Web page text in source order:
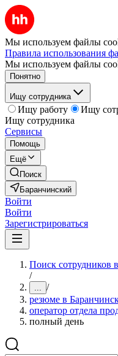
Мы используем файлы
Правила использования
Мы используем файлы
Понятно
Ищу сотрудника
Ищу работу
Ищу
Ищу сотрудника
Сервисы
Помощь
Ещё
Поиск
Баранчинский
Войти
Войти
Зарегистрироваться
Поиск сотрудников
/
... /
резюме в
оператор отдела
полный день